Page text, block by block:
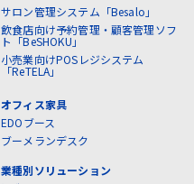
サロン管理システム「Besalo」
飲食店向け予約管理・顧客管理ソフ
ト「BeSHOKU」
小売業向けPOSレジシステム
「ReTELA」
オフィス家具
EDOブース
ブーメランデスク
業種別ソリューション